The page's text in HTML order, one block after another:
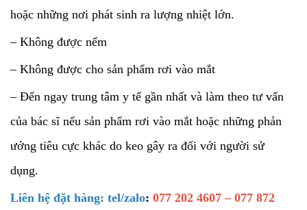
hoặc những nơi phát sinh ra lượng nhiệt lớn.
– Không được nếm
– Không được cho sản phẩm rơi vào mắt
– Đến ngay trung tâm y tế gần nhất và làm theo tư vấn
của bác sĩ nếu sản phẩm rơi vào mắt hoặc những phản
ướng tiêu cực khác do keo gây ra đối với người sử
dụng.
Liên hệ đặt hàng: tel/zalo: 077 202 4607 – 077 872